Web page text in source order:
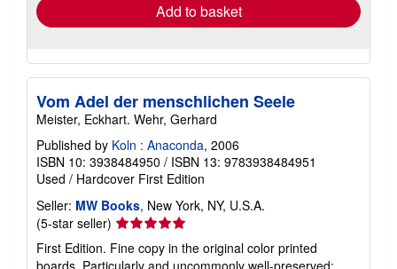
Add to basket
Vom Adel der menschlichen Seele
Meister, Eckhart. Wehr, Gerhard
Published by Koln : Anaconda, 2006
ISBN 10: 3938484950 / ISBN 13: 9783938484951
Used / Hardcover First Edition
Seller: MW Books, New York, NY, U.S.A.
(5-star seller) Seller
rating
5
First Edition. Fine copy in the original color printed